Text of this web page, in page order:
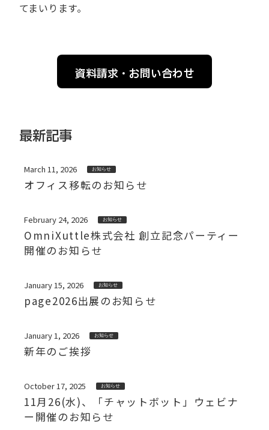
てまいります。
資料請求・お問い合わせ
最新記事
March 11, 2026 お知らせ
オフィス移転のお知らせ
February 24, 2026 お知らせ
OmniXuttle株式会社 創立記念パーティー
開催のお知らせ
January 15, 2026 お知らせ
page2026出展のお知らせ
January 1, 2026 お知らせ
新年のご挨拶
October 17, 2025 お知らせ
11月26(水)、「チャットボット」ウェビナ
ー開催のお知らせ